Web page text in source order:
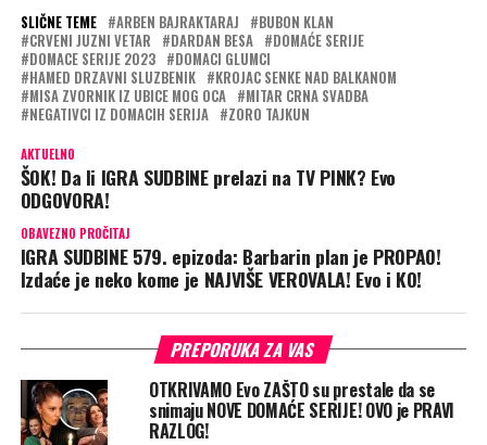
SLIČNE TEME ARBEN BAJRAKTARAJ
BUBON KLAN
CRVENI JUZNI VETAR
DARDAN BESA
DOMAĆE SERIJE
DOMACE SERIJE 2023
DOMACI GLUMCI
HAMED DRZAVNI SLUZBENIK
KROJAC SENKE NAD BALKANOM
MISA ZVORNIK IZ UBICE MOG OCA
MITAR CRNA SVADBA
NEGATIVCI IZ DOMACIH SERIJA
ZORO TAJKUN
AKTUELNO
ŠOK! Da li IGRA SUDBINE prelazi na TV PINK? Evo
ODGOVORA!
OBAVEZNO PROČITAJ
IGRA SUDBINE 579. epizoda: Barbarin plan je PROPAO!
Izdaće je neko kome je NAJVIŠE VEROVALA! Evo i KO!
PREPORUKA ZA VAS
OTKRIVAMO Evo ZAŠTO su prestale da se
snimaju NOVE DOMAĆE SERIJE! OVO je PRAVI
RAZLOG!